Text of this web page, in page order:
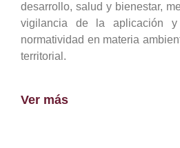
desarrollo, salud y bienestar,
vigilancia de la aplicación
normatividad en materia
territorial.
Ver más